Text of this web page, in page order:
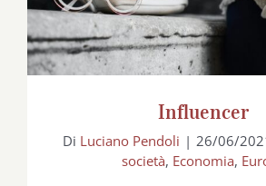
Influencer
Di Luciano Pendoli | 26/06/
società, Economia,